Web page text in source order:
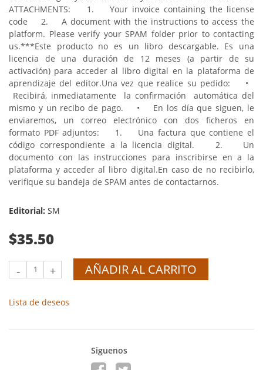
ATTACHMENTS: 1. Your invoice containing the license
code 2. A document with the instructions to access the
platform. Please verify your SPAM folder prior to contacting
us.***Este producto no es un libro descargable. Es una
licencia de una duración de 12 meses (a partir de su
activación) para acceder al libro digital en la plataforma de
aprendizaje del editor.Una vez que realice su pedido: •
Recibirá, inmediatamente la confirmación automática del
mismo y un recibo de pago. • En los día que siguen, le
enviaremos, un correo electrónico con dos ficheros en
formato PDF adjuntos: 1. Una factura que contiene el
código correspondiente a la licencia digital. 2. Un
documento con las instrucciones para inscribirse en a la
plataforma y acceder al libro digital.En caso de no recibirlo,
verifique su bandeja de SPAM antes de contactarnos.
Editorial: SM
$35.50
- + AÑADIR AL CARRITO
Lista de deseos
Siguenos